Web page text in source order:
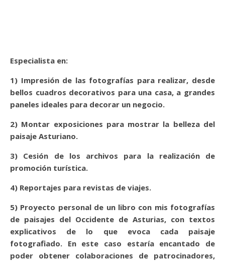
Especialista en:
1) Impresión de las fotografías para realizar, desde
bellos cuadros decorativos para una casa, a grandes
paneles ideales para decorar un negocio.
2) Montar exposiciones para mostrar la belleza del
paisaje Asturiano.
3) Cesión de los archivos para la realización de
promoción turística.
4) Reportajes para revistas de viajes.
5) Proyecto personal de un libro con mis fotografías
de paisajes del Occidente de Asturias, con textos
explicativos de lo que evoca cada paisaje
fotografiado. En este caso estaría encantado de
poder obtener colaboraciones de patrocinadores,